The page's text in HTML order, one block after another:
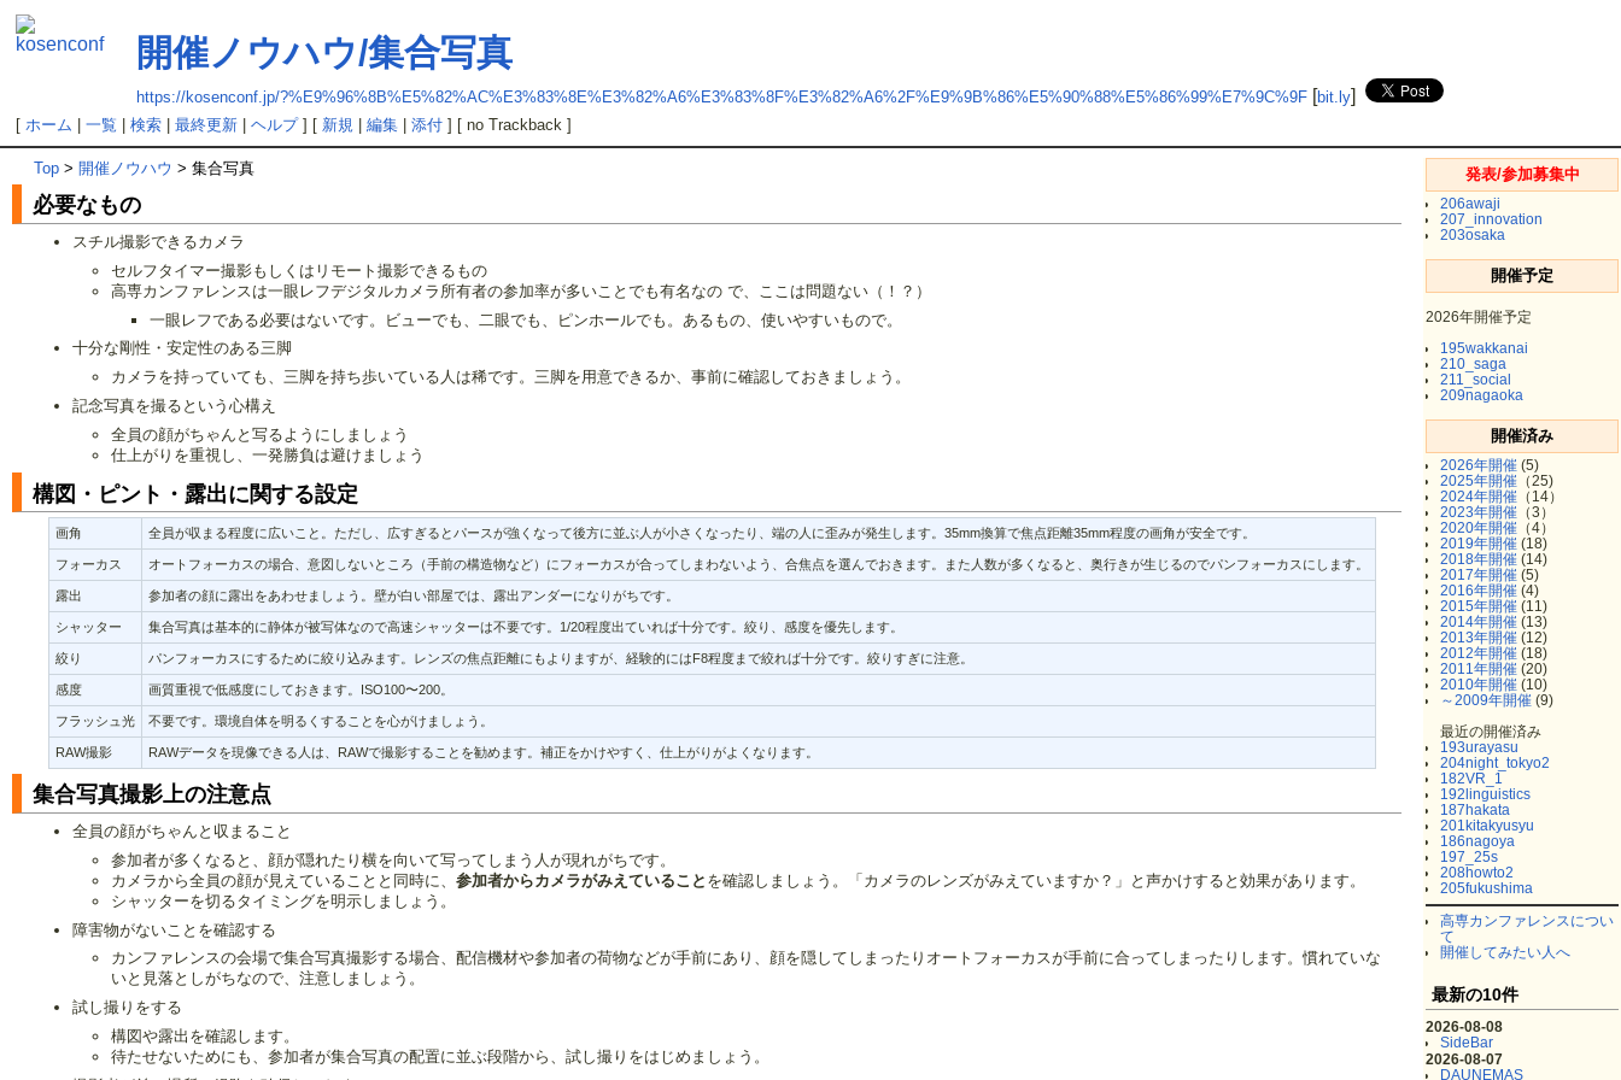
開催ノウハウ/集合写真
https://kosenconf.jp/?%E9%96%8B%E5%82%AC%E3%83%8E%E3%82%A6%E3%83%8F%E3%82%A6%2F%E9%9B%86%E5%90%88%E5%86%99%E7%9C%9F [bit.ly]
[ホーム |一覧 |検索 |最終更新 |ヘルプ] [ 新規 |編集 |添付 ] [ no Trackback ]
Top > 開催ノウハウ > 集合写真
必要なもの
スチル撮影できるカメラ
セルフタイマー撮影もしくはリモート撮影できるもの
高専カンファレンスは一眼レフデジタルカメラ所有者の参加率が多いことでも有名なの で、ここは問題ない（！？）
一眼レフである必要はないです。ビューでも、二眼でも、ピンホールでも。あるもの、使いやすいもので。
十分な剛性・安定性のある三脚
カメラを持っていても、三脚を持ち歩いている人は稀です。三脚を用意できるか、事前に確認しておきましょう。
記念写真を撮るという心構え
全員の顔がちゃんと写るようにしましょう
仕上がりを重視し、一発勝負は避けましょう
構図・ピント・露出に関する設定
画角 全員が収まる程度に広いこと。ただし、広すぎるとパースが強くなって後方に並ぶ人が小さくなったり、端の人に歪みが発生します。35mm換算で焦点距離35mm程度の画角が安全です。
フォーカス オートフォーカスの場合、意図しないところ（手前の構造物など）にフォーカスが合ってしまわないよう、合焦点を選んでおきます。また人数が多くなると、奥行きが生じるのでパンフォーカスにします。
露出 参加者の顔に露出をあわせましょう。壁が白い部屋では、露出アンダーになりがちです。
シャッター 集合写真は基本的に静体が被写体なので高速シャッターは不要です。1/20程度出ていれば十分です。絞り、感度を優先します。
絞り パンフォーカスにするために絞り込みます。レンズの焦点距離にもよりますが、経験的にはF8程度まで絞れば十分です。絞りすぎに注意。
感度 画質重視で低感度にしておきます。ISO100〜200。
フラッシュ光 不要です。環境自体を明るくすることを心がけましょう。
RAW撮影 RAWデータを現像できる人は、RAWで撮影することを勧めます。補正をかけやすく、仕上がりがよくなります。
集合写真撮影上の注意点
全員の顔がちゃんと収まること
参加者が多くなると、顔が隠れたり横を向いて写ってしまう人が現れがちです。
カメラから全員の顔が見えていることと同時に、 参加者からカメラがみえていること を確認しましょう。「カメラのレンズがみえていますか？」と声かけすると効果があります。
シャッターを切るタイミングを明示しましょう。
障害物がないことを確認する
カンファレンスの会場で集合写真撮影する場合、配信機材や参加者の荷物などが手前にあり、顔を隠してしまったりオートフォーカスが手前に合ってしまったりします。慣れていな
いと見落としがちなので、注意しましょう。
試し撮りをする
構図や露出を確認します。
待たせないためにも、参加者が集合写真の配置に並ぶ段階から、試し撮りをはじめましょう。
発表/参加募集中
206awaji
207_innovation
203osaka
開催予定
2026年開催予定
195wakkanai
210_saga
211_social
209nagaoka
開催済み
2026年開催 (5)
2025年開催 （25)
2024年開催 （14）
2023年開催 （3）
2020年開催 （4）
2019年開催 (18)
2018年開催 (14)
2017年開催 (5)
2016年開催 (4)
2015年開催 (11)
2014年開催 (13)
2013年開催 (12)
2012年開催 (18)
2011年開催 (20)
2010年開催 (10)
～2009年開催 (9)
最近の開催済み
193urayasu
204night_tokyo2
182VR_1
192linguistics
187hakata
201kitakyusyu
186nagoya
197_25s
208howto2
205fukushima
高専カンファレンスについ
て
開催してみたい人へ
最新の10件
2026-08-08
SideBar
2026-08-07
DAUNEMAS